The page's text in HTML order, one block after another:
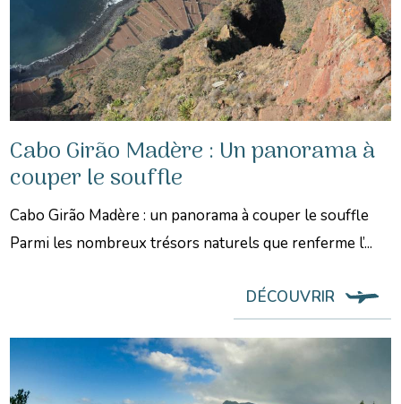
Cabo Girão Madère : Un panorama à
couper le souffle
Cabo Girão Madère : un panorama à couper le souffle
Parmi les nombreux trésors naturels que renferme l’...
DÉCOUVRIR